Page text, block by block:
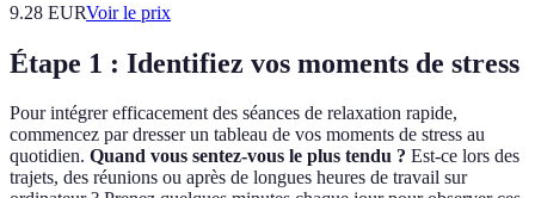
9.28 EURVoir le prix
Étape 1 : Identifiez vos moments de stress
Pour intégrer efficacement des séances de relaxation rapide,
commencez par dresser un tableau de vos moments de stress au
quotidien. Quand vous sentez-vous le plus tendu ? Est-ce lors des
trajets, des réunions ou après de longues heures de travail sur